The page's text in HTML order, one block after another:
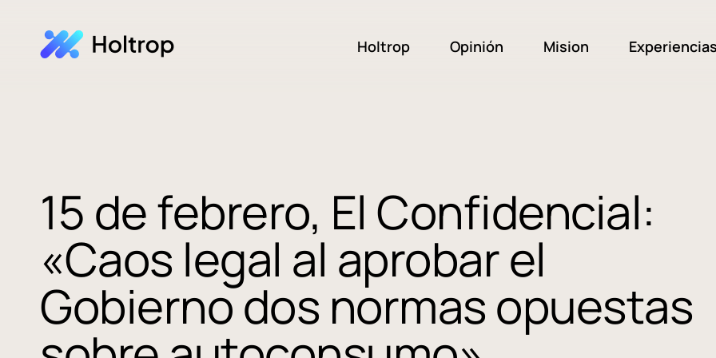
Holtrop Opinión Mision Experiencias
15 de febrero, El Confidencial:
«Caos legal al aprobar el
Gobierno dos normas opuestas